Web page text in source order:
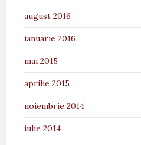
august 2016
ianuarie 2016
mai 2015
aprilie 2015
noiembrie 2014
iulie 2014